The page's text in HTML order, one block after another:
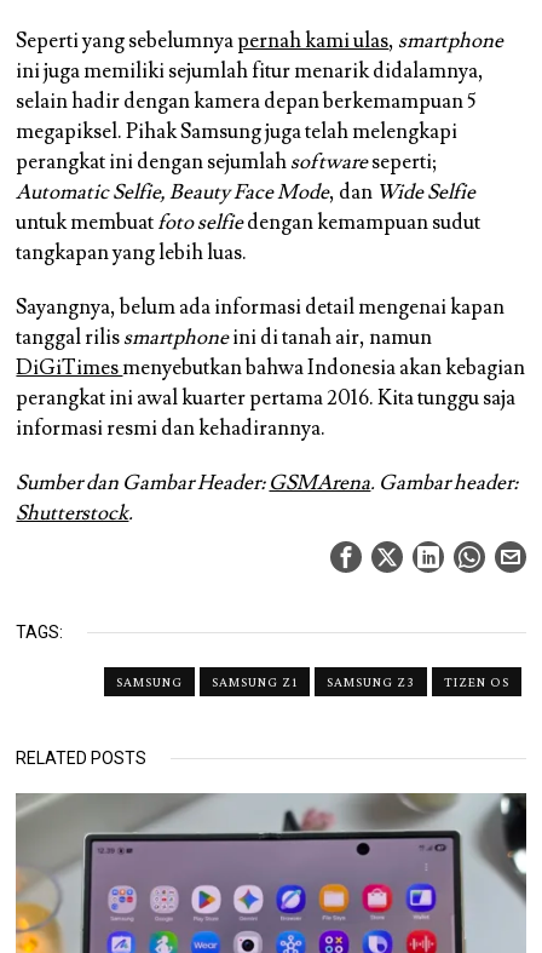
Seperti yang sebelumnyapernah kami ulas, smartphone
ini juga memiliki sejumlah fitur menarik didalamnya,
selain hadir dengan kamera depan berkemampuan 5
megapiksel. Pihak Samsung juga telah melengkapi
perangkat ini dengan sejumlahsoftwareseperti;
Automatic Selfie, Beauty Face Mode, dan Wide Selfie
untuk membuatfoto selfiedengan kemampuan sudut
tangkapan yang lebih luas.
Sayangnya, belum ada informasi detail mengenai kapan
tanggal rilissmartphoneini di tanah air, namun
DiGiTimesmenyebutkan bahwa Indonesia akan kebagian
perangkat ini awal kuarter pertama 2016. Kita tunggu saja
informasi resmi dan kehadirannya.
Sumber dan Gambar Header:GSMArena. Gambar header:
Shutterstock.
TAGS:
SAMSUNG SAMSUNG Z1 SAMSUNG Z3 TIZEN OS
RELATED POSTS